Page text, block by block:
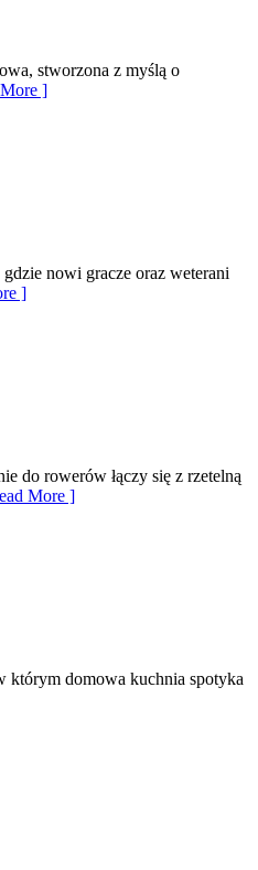
stworzona z myślą o
]
nowi gracze oraz weterani
]
do rowerów łączy się z rzetelną
More ]
którym domowa kuchnia spotyka